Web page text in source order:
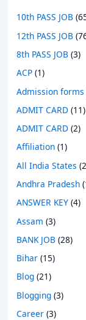
10th PASS JOB
12th PASS JOB
8th PASS JOB (3)
ACP (1)
Admission forms
ADMIT CARD (11)
ADMIT CARD (2)
Affiliation (1)
All India States
Andhra Pradesh
ANSWER KEY (4)
Assam (3)
BANK JOB (28)
Bihar (15)
Blog (21)
Blogging (3)
Career (3)